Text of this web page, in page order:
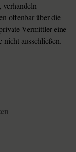
verhandeln
offenbar über die
Vermittler eine
nicht ausschließen.